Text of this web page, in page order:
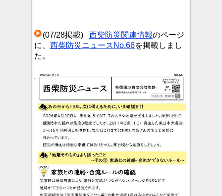
(07/28掲載) 西柴防災関連情報のページ
に、 西柴防災ニュースNo.66を掲載しまし
た。